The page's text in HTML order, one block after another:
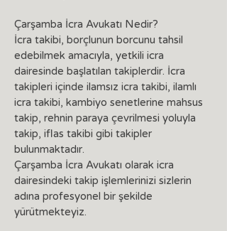
Çarşamba İcra Avukatı Nedir?
İcra takibi, borçlunun borcunu tahsil
edebilmek amacıyla, yetkili icra
dairesinde başlatılan takiplerdir. İcra
takipleri içinde ilamsız icra takibi, ilamlı
icra takibi, kambiyo senetlerine mahsus
takip, rehnin paraya çevrilmesi yoluyla
takip, iflas takibi gibi takipler
bulunmaktadır.
Çarşamba İcra Avukatı olarak icra
dairesindeki takip işlemlerinizi sizlerin
adına profesyonel bir şekilde
yürütmekteyiz.